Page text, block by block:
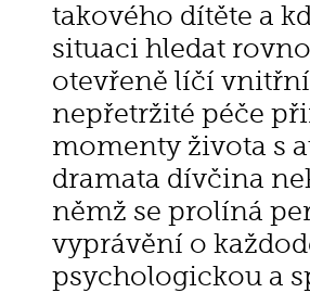
takového dítěte a
situaci hledat
otevřeně líčí
nepřetržité péče
momenty života s
dramata dívčina
němž se prolíná
vyprávění o
psychologickou a